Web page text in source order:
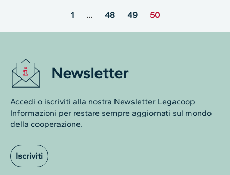
1 … 48 49 50
Newsletter
Accedi o iscriviti alla nostra Newsletter Legacoop
Informazioni per restare sempre aggiornati sul mondo
della cooperazione.
Iscriviti